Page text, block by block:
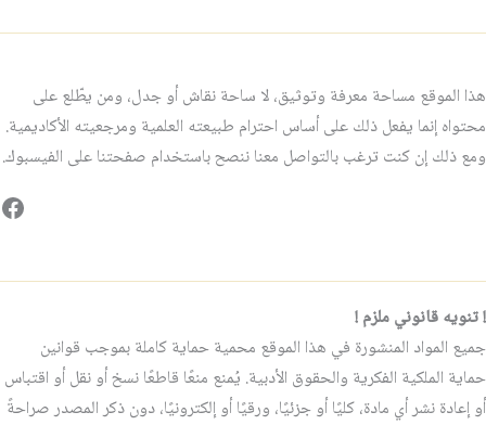
هذا الموقع مساحة معرفة وتوثيق، لا ساحة نقاش أو جدل، ومن يطّلع على
محتواه إنما يفعل ذلك على أساس احترام طبيعته العلمية ومرجعيته الأكاديمية.
ومع ذلك إن كنت ترغب بالتواصل معنا ننصح باستخدام صفحتنا على الفيسبوك.
! تنويه قانوني ملزم !
جميع المواد المنشورة في هذا الموقع محمية حماية كاملة بموجب قوانين
حماية الملكية الفكرية والحقوق الأدبية. يُمنع منعًا قاطعًا نسخ أو نقل أو اقتباس
أو إعادة نشر أي مادة، كليًا أو جزئيًا، ورقيًا أو إلكترونيًا، دون ذكر المصدر صراحةً